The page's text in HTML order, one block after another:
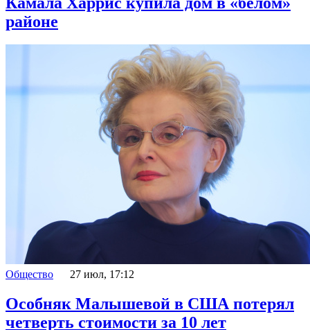
районе
Общество 27 июл, 17:12
Особняк Малышевой в США потерял
четверть стоимости за 10 лет